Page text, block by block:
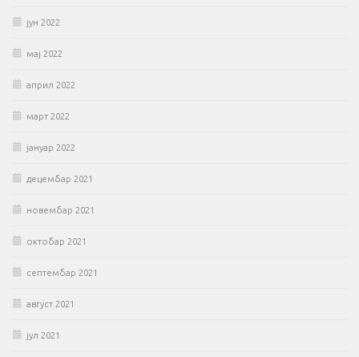
јун 2022
мај 2022
април 2022
март 2022
јануар 2022
децембар 2021
новембар 2021
октобар 2021
септембар 2021
август 2021
јул 2021